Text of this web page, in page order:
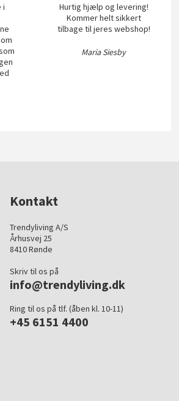
i
Hurtig hjælp og levering!
Kommer helt sikkert
tilbage til jeres webshop!
Maria Siesby
Kontakt
Trendyliving A/S
Århusvej 25
8410 Rønde
Skriv til os på
info@trendyliving.dk
Ring til os på tlf. (åben kl. 10-11)
+45 6151 4400